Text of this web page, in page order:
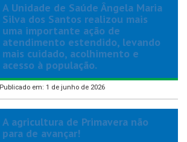
A Unidade de Saúde Ângela Maria
Silva dos Santos realizou mais
uma importante ação de
atendimento estendido, levando
mais cuidado, acolhimento e
acesso à população.
Publicado em: 1 de junho de 2026
A agricultura de Primavera não
para de avançar!